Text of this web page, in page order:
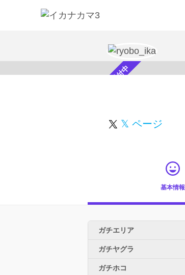
スカウト受付中
𝕏 ページ
基本情報
ガチエリア
ガチヤグラ
ガチホコ